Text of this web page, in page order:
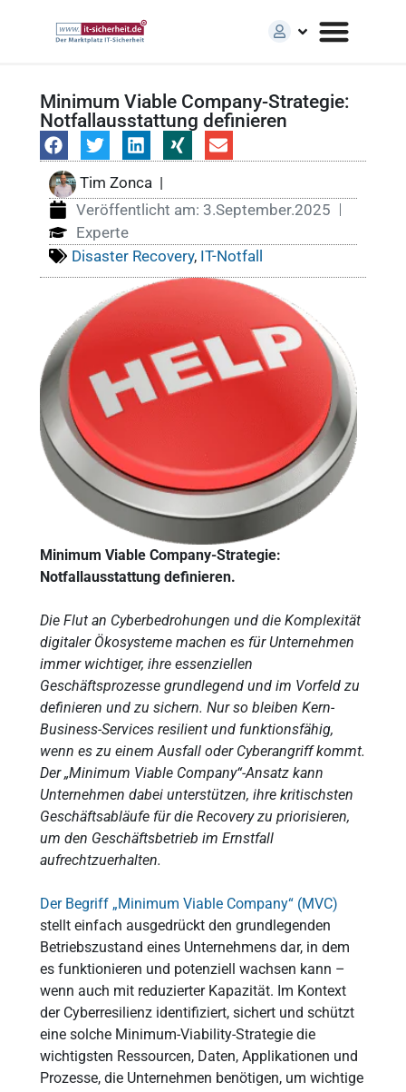
Minimum Viable Company-Strategie:
Notfallausstattung definieren
Tim Zonca|
Veröffentlicht am: 3.September.2025
Experte
Disaster Recovery, IT-Notfall
Minimum Viable Company-Strategie:
Notfallausstattung definieren.
Die Flut an Cyberbedrohungen und die Komplexität
digitaler Ökosysteme machen es für Unternehmen
immer wichtiger, ihre essenziellen
Geschäftsprozesse grundlegend und im Vorfeld zu
definieren und zu sichern. Nur so bleiben Kern-
Business-Services resilient und funktionsfähig,
wenn es zu einem Ausfall oder Cyberangriff kommt.
Der „Minimum Viable Company“-Ansatz kann
Unternehmen dabei unterstützen, ihre kritischsten
Geschäftsabläufe für die Recovery zu priorisieren,
um den Geschäftsbetrieb im Ernstfall
aufrechtzuerhalten.
Der Begriff „Minimum Viable Company“ (MVC)
stellt einfach ausgedrückt den grundlegenden
Betriebszustand eines Unternehmens dar, in dem
es funktionieren und potenziell wachsen kann –
wenn auch mit reduzierter Kapazität. Im Kontext
der Cyberresilienz identifiziert, sichert und schützt
eine solche Minimum-Viability-Strategie die
wichtigsten Ressourcen, Daten, Applikationen und
Prozesse, die Unternehmen benötigen, um wichtige